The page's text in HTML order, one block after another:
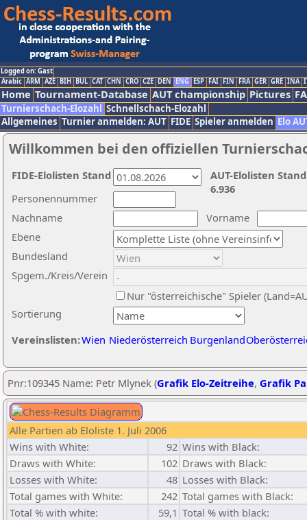
Logged on: Gast
Arabic ARM AZE BIH BUL CAT CHN CRO CZE DEN ENG ESP FAI FIN FRA GER GRE INA
Home Tournament-Database AUT championship Pictures
Turnierschach-Elozahl Schnellschach-Elozahl
Allgemeines Turnier anmelden: AUT FIDE Spieler anmelden Elo
Willkommen bei den offiziellen
Nachname
Vorname
Ebene
Sortierung
Personennummer
Bundesland
Spgem./Kreis/Verein
Nur "österreichische" Spieler
Vereinslisten:Wien Niederösterreich Burgenland
AUT-Elolisten
6.936
FIDE-Elolisten Stand
Pnr:109345 Name: Petr Mlynek (Grafik Elo-Zeitreihe, Grafik
Alle Partien ab Eloliste 1. Juli 2006
Wins with White:
92 Wins with Black:
Draws with White:
102 Draws with Black:
Losses with White:
48 Losses with Black:
Total games with White:
242 Total games with Black:
Total % with white:
59,1 Total % with black: